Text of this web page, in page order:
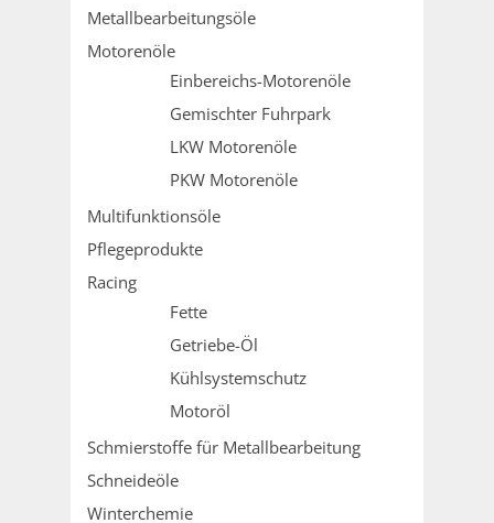
Metallbearbeitungsöle
Motorenöle
Einbereichs-Motorenöle
Gemischter Fuhrpark
LKW Motorenöle
PKW Motorenöle
Multifunktionsöle
Pflegeprodukte
Racing
Fette
Getriebe-Öl
Kühlsystemschutz
Motoröl
Schmierstoffe für Metallbearbeitung
Schneideöle
Winterchemie